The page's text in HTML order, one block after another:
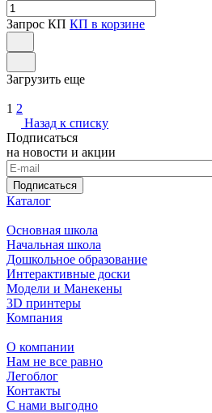
Запрос КП КП в корзине
Загрузить еще
1 2
Назад к списку
Подписаться
на новости и акции
Подписаться
Каталог
Основная школа
Начальная школа
Дошкольное образование
Интерактивные доски
Модели и Манекены
3D принтеры
Компания
О компании
Нам не все равно
Легоблог
Контакты
С нами выгодно